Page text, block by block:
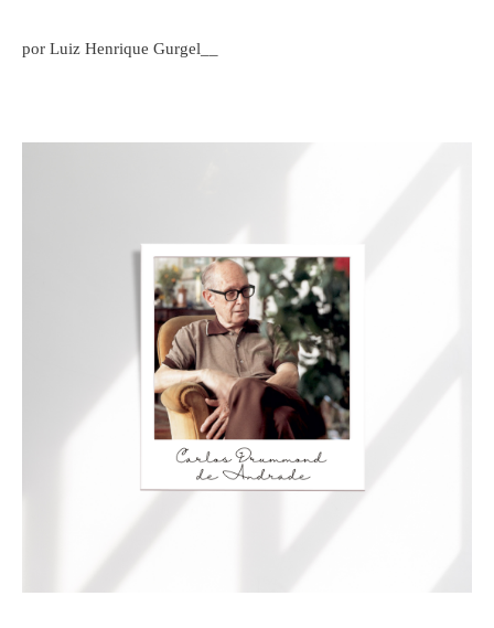
por Luiz Henrique Gurgel__